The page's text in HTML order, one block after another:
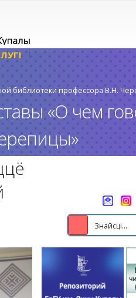
библиотеки профессора В.Н.
«О чем